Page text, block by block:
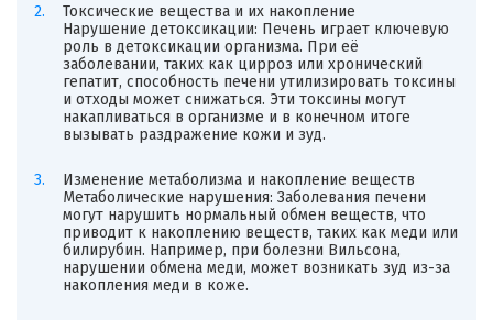
Токсические вещества и их накопление
Нарушение детоксикации: Печень играет ключевую
роль в детоксикации организма. При её
заболевании, таких как цирроз или хронический
гепатит, способность печени утилизировать токсины
и отходы может снижаться. Эти токсины могут
накапливаться в организме и в конечном итоге
вызывать раздражение кожи и зуд.
Изменение метаболизма и накопление веществ
Метаболические нарушения: Заболевания печени
могут нарушить нормальный обмен веществ, что
приводит к накоплению веществ, таких как меди или
билирубин. Например, при болезни Вильсона,
нарушении обмена меди, может возникать зуд из-за
накопления меди в коже.